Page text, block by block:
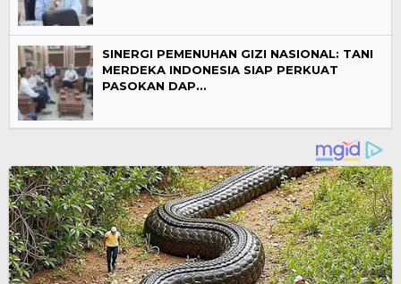
SINERGI PEMENUHAN GIZI NASIONAL: TANI
MERDEKA INDONESIA SIAP PERKUAT
PASOKAN DAP…